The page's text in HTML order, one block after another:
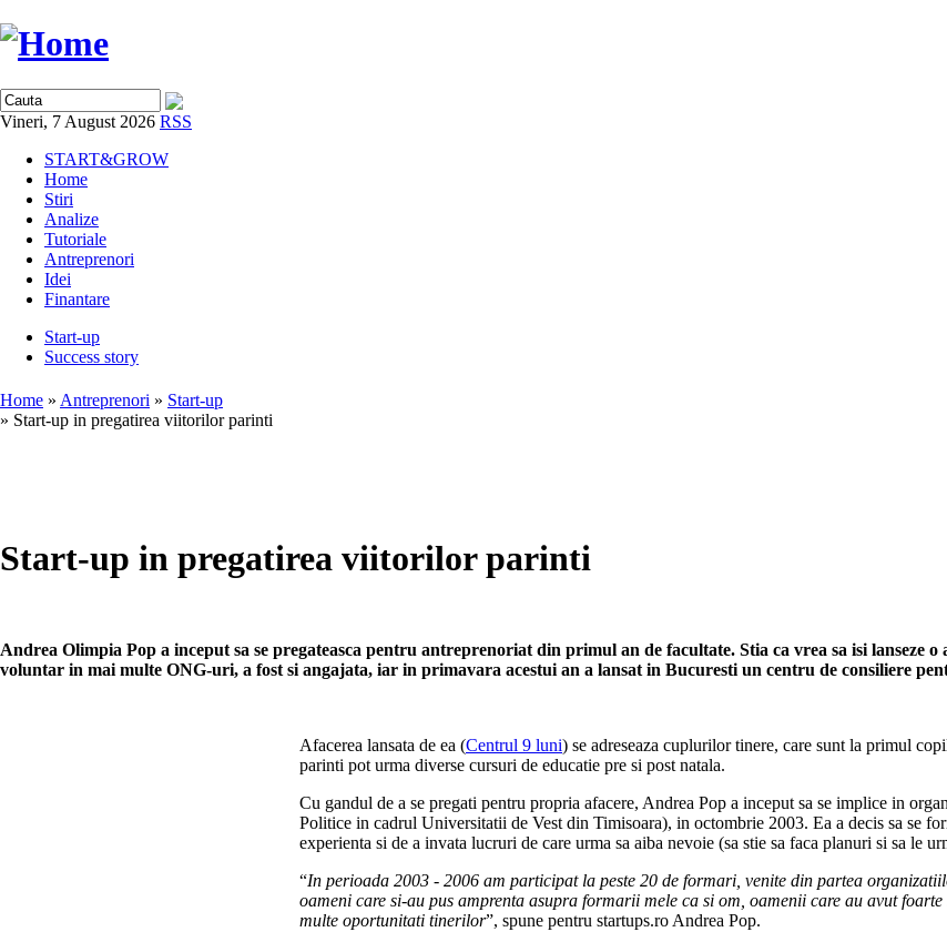
Vineri, 7 August 2026 RSS
START&GROW
Home
Stiri
Analize
Tutoriale
Antreprenori
Idei
Finantare
Start-up
Success story
Home » Antreprenori » Start-up
» Start-up in pregatirea viitorilor parinti
Start-up in pregatirea viitorilor parinti
Andrea Olimpia Pop a inceput sa se pregateasca pentru antreprenoriat din primul an de facultate. Stia ca vrea sa isi lanseze
voluntar in mai multe ONG-uri, a fost si angajata, iar in primavara acestui an a lansat in Bucuresti un centru de consiliere
Afacerea lansata de ea (Centrul 9 luni) se adreseaza cuplurilor tinere, care sunt la primul
parinti pot urma diverse cursuri de educatie pre si post natala.
Cu gandul de a se pregati pentru propria afacere, Andrea Pop a inceput sa se implice in
Politice in cadrul Universitatii de Vest din Timisoara), in octombrie 2003. Ea a decis sa se
experienta si de a invata lucruri de care urma sa aiba nevoie (sa stie sa faca planuri si sa le
“In perioada 2003 - 2006 am participat la peste 20 de formari, venite din partea
oameni care si-au pus amprenta asupra formarii mele ca si om, oamenii care au avut
multe oportunitati tinerilor”, spune pentru startups.ro Andrea Pop.